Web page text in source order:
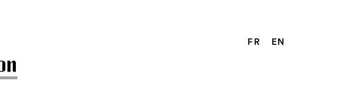
FR EN